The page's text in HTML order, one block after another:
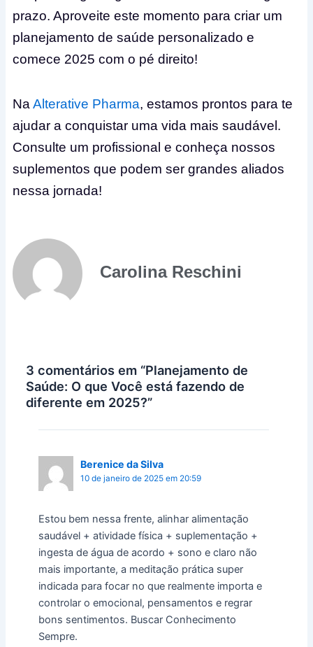
prazo. Aproveite este momento para criar um
planejamento de saúde personalizado e
comece 2025 com o pé direito!
NaAlterative Pharma, estamos prontos para te
ajudar a conquistar uma vida mais saudável.
Consulte um profissional e conheça nossos
suplementos que podem ser grandes aliados
nessa jornada!
Carolina Reschini
3 comentários em “Planejamento de
Saúde: O que Você está fazendo de
diferente em 2025?”
Berenice da Silva
10 de janeiro de 2025 em 20:59
Estou bem nessa frente, alinhar alimentação
saudável + atividade física + suplementação +
ingesta de água de acordo + sono e claro não
mais importante, a meditação prática super
indicada para focar no que realmente importa e
controlar o emocional, pensamentos e regrar
bons sentimentos. Buscar Conhecimento
Sempre.